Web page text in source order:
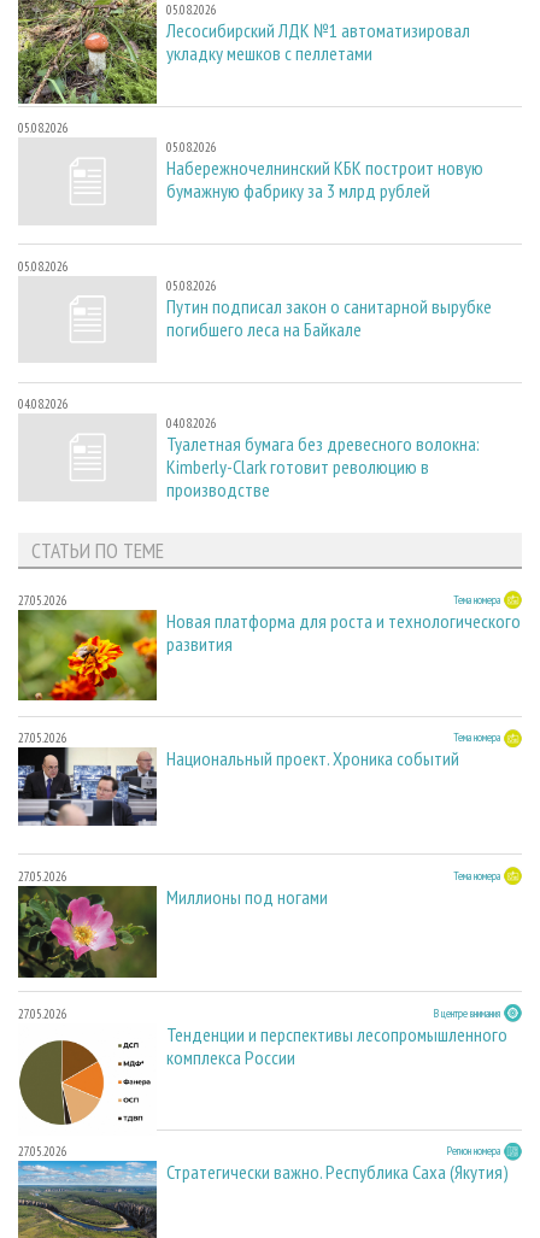
05.08.2026
Лесосибирский ЛДК №1 автоматизировал
укладку мешков с пеллетами
05.08.2026
05.08.2026
Набережночелнинский КБК построит новую
бумажную фабрику за 3 млрд рублей
05.08.2026
05.08.2026
Путин подписал закон о санитарной вырубке
погибшего леса на Байкале
04.08.2026
04.08.2026
Туалетная бумага без древесного волокна:
Kimberly-Clark готовит революцию в
производстве
СТАТЬИ ПО ТЕМЕ
27.05.2026 Тема номера
Новая платформа для роста и технологического
развития
27.05.2026 Тема номера
Национальный проект. Хроника событий
27.05.2026 Тема номера
Миллионы под ногами
27.05.2026 В центре внимания
Тенденции и перспективы лесопромышленного
комплекса России
27.05.2026 Регион номера
Стратегически важно. Республика Саха (Якутия)